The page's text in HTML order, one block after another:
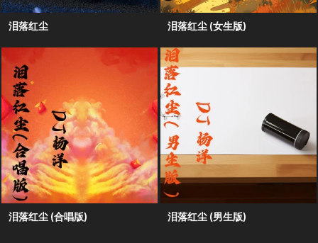
泪落红尘 泪落红尘 (女生版)
泪落红尘 (合唱版) 泪落红尘 (男生版)